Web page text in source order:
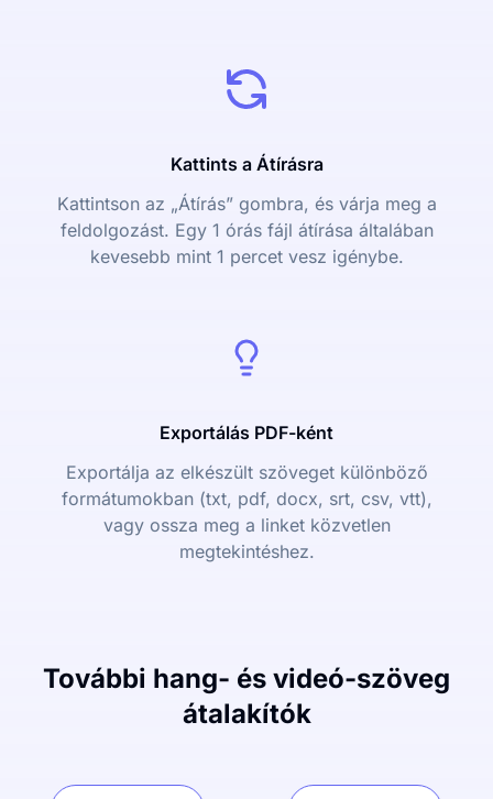
Kattints a Átírásra
Kattintson az „Átírás” gombra, és várja meg a
feldolgozást. Egy 1 órás fájl átírása általában
kevesebb mint 1 percet vesz igénybe.
Exportálás PDF-ként
Exportálja az elkészült szöveget különböző
formátumokban (txt, pdf, docx, srt, csv, vtt),
vagy ossza meg a linket közvetlen
megtekintéshez.
További hang- és videó-szöveg
átalakítók